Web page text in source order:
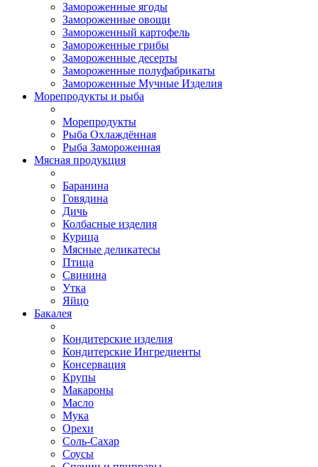
Замороженные ягоды
Замороженные овощи
Замороженный картофель
Замороженные грибы
Замороженные десерты
Замороженные полуфабрикаты
Замороженные Мучные Изделия
Морепродукты и рыба
Морепродукты
Рыба Охлаждённая
Рыба Замороженная
Мясная продукция
Баранина
Говядина
Дичь
Колбасные изделия
Курица
Мясные деликатесы
Птица
Свинина
Утка
Яйцо
Бакалея
Кондитерские изделия
Кондитерские Ингредиенты
Консервация
Крупы
Макароны
Масло
Мука
Орехи
Соль-Сахар
Соусы